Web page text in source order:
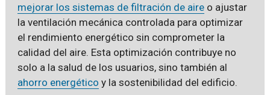
mejorar los sistemas de filtración de aireo ajustar
la ventilación mecánica controlada para optimizar
el rendimiento energético sin comprometer la
calidad del aire. Esta optimización contribuye no
solo a la salud de los usuarios, sino también al
ahorro energético y la sostenibilidad del edificio.